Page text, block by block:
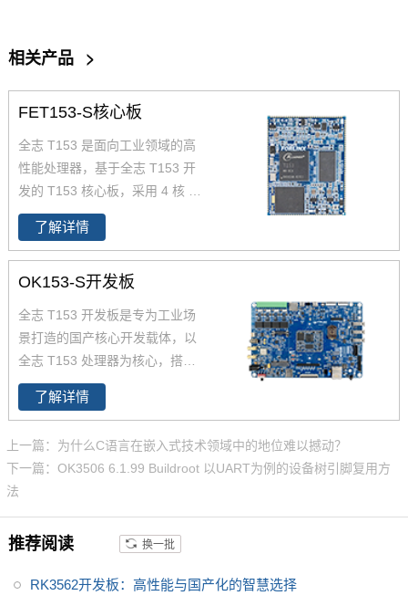
相关产品 >
FET153-S核心板
全志 T153 是面向工业领域的高
性能处理器， 基于全志 T153 开
发的 T153 核心板， 采用 4 核 C
ortex-A7+64 位 RISC-V 异构架
构，主频达 1.6GHz（A7）+600
MHz（RISC-V），兼顾高效数据
处理与实时控制需求。原生支持
0% 国产工业级元器件，-40℃~8
5℃宽温稳定运行，支持国密算法
与安全启动，满足电力、工业控
制、新能源、医疗等场景需求，
且提供 10-15 年供货保障，助力
了解详情
OK153-S开发板
全志 T153 开发板是专为工业场
景打造的国产核心开发载体，以
全志 T153 处理器为核心，搭载
4×Cortex-A7+64 位 RISC-V 多
核异构架构，兼顾高性能数据处
3 路 GMAC 千兆以太网、2 路 C
AN-FD、LocalBus 等工业关键接
口，搭配完善的 Linux/Android S
DK 及硬件开发资料，可快速适
配工业控制、电力、新能源等领
进国产化项目研发。
了解详情
上一篇：为什么C语言在嵌入式技术领域中的地位难以撼动？
下一篇：OK3506 6.1.99 Buildroot 以UART为例的设备树引脚复用方
法
推荐阅读 换一批
RK3562开发板：高性能与国产化的智慧选择